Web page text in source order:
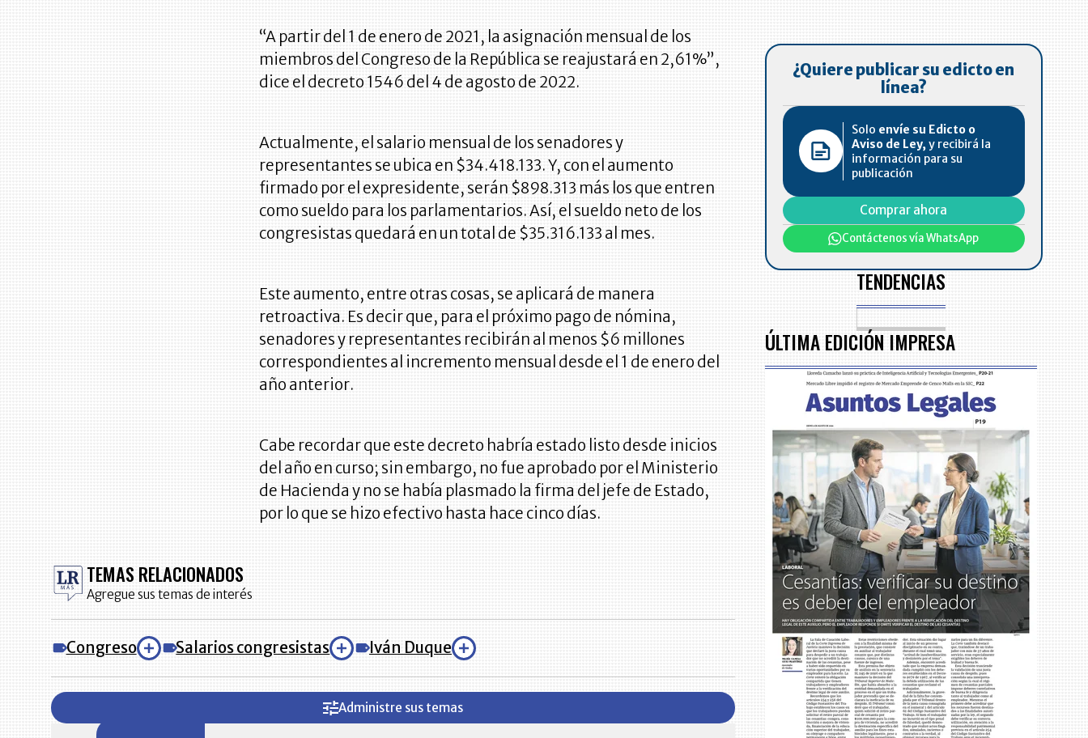
“A partir del 1 de enero de 2021, la asignación mensual de los
miembros del Congreso de la República se reajustará en 2,61%”,
dice el decreto 1546 del 4 de agosto de 2022.
Actualmente, el salario mensual de los senadores y
representantes se ubica en $34.418.133. Y, con el aumento
firmado por el expresidente, serán $898.313 más los que entren
como sueldo para los parlamentarios. Así, el sueldo neto de los
congresistas quedará en un total de $35.316.133 al mes.
Este aumento, entre otras cosas, se aplicará de manera
retroactiva. Es decir que, para el próximo pago de nómina,
senadores y representantes recibirán al menos $6 millones
correspondientes al incremento mensual desde el 1 de enero del
año anterior.
Cabe recordar que este decreto habría estado listo desde inicios
del año en curso; sin embargo, no fue aprobado por el Ministerio
de Hacienda y no se había plasmado la firma del jefe de Estado,
por lo que se hizo efectivo hasta hace cinco días.
¿Quiere publicar su edicto en
línea?
Solo envíe su Edicto o
Aviso de Ley, y recibirá la
información para su
publicación
Comprar ahora
Contáctenos vía WhatsApp
TENDENCIAS
ÚLTIMA EDICIÓN IMPRESA
TEMAS RELACIONADOS
Agregue sus temas de interés
Congreso Salarios congresistas Iván Duque
Administre sus temas